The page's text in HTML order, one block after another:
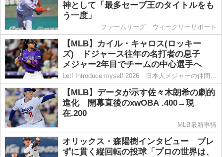
神として「最多セーブ王のタイトルをも
う一度」
ファームリーグ ウィークリーリポート
【MLB】カイル・キャロス(ロッキー
ズ) ドジャース往年の名打者の息子
メジャー2年目でチームの中心選手へ
Let! Introduce myself 2026 日本人メジャーの仲間たち
【MLB】データが示す佐々木朗希の劇的
進化 開幕直後のxwOBA .400→現
在.200
MLB最新事情
オリックス・森陽樹インタビュー ブレ
ずに貫く縦回転の投球「プロの世界は、